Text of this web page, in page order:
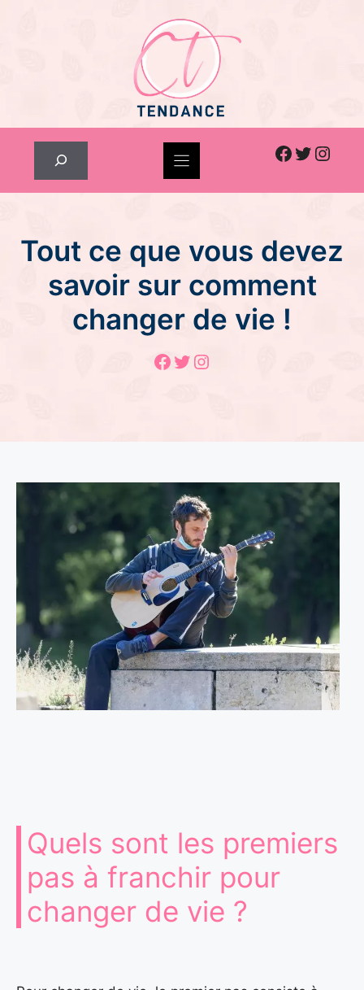
Facebook
Twitter
Tout ce que vous devez
savoir sur comment
changer de vie !
Facebook
Twitter
Instagram
Quels sont les premiers
pas à franchir pour
changer de vie ?